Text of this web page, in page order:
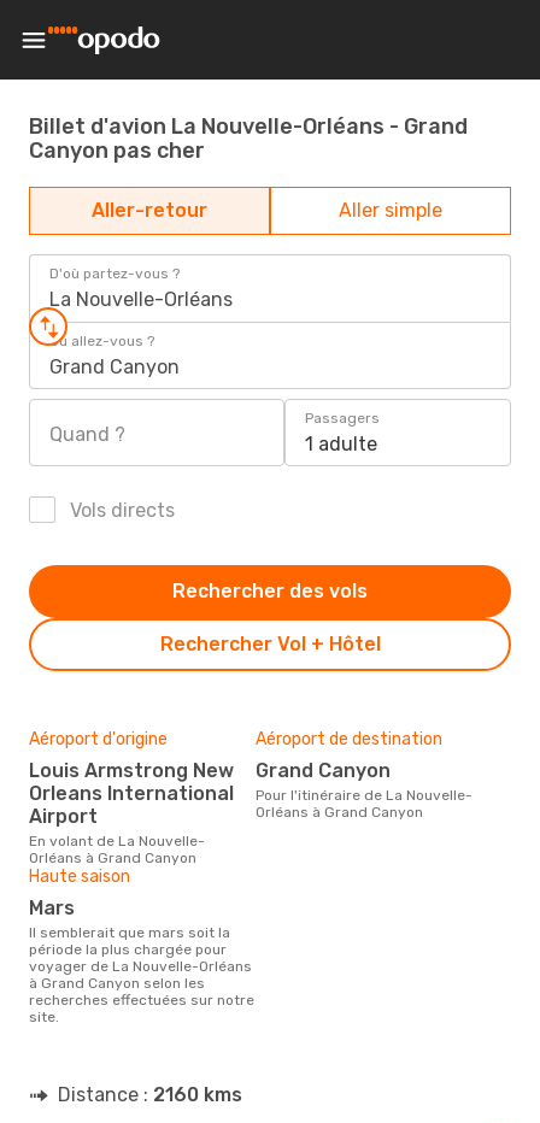
Billet d'avion La Nouvelle-Orléans - Grand
Canyon pas cher
Aller-retour Aller simple
D'où partez-vous ?
La Nouvelle-Orléans
Où allez-vous ?
Grand Canyon
Quand ?
Passagers
1 adulte
Vols directs
Rechercher Vol + Hôtel
Rechercher des vols
Aéroport d'origine
Louis Armstrong New
Orleans International
Airport
En volant de La Nouvelle-
Orléans à Grand Canyon
Aéroport de destination
Grand Canyon
Pour l'itinéraire de La Nouvelle-
Orléans à Grand Canyon
Haute saison
mars
Il semblerait que mars soit la
période la plus chargée pour
voyager de La Nouvelle-Orléans
à Grand Canyon selon les
recherches effectuées sur notre
site.
Distance : 2160 kms